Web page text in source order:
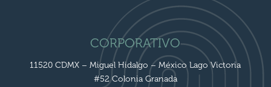
CORPORATIVO
11520 CDMX – Miguel Hidalgo – México Lago Victoria
#52 Colonia Granada